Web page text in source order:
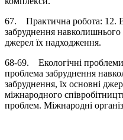
67. Практична робота: 12.
забруднення
джерел їх надходження.
68-69. Екологічні проблеми
проблема забруднення
забруднення, їх основні
міжнародного
проблем. Міжнародні